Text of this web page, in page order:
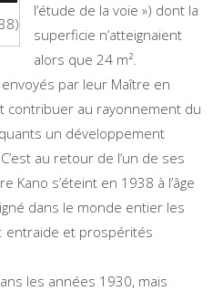
l’étude de la voie ») dont la
superficie n’atteignaient
alors que 24 m².
envoyés par leur Maître en
contribuer au rayonnement du
un développement
au retour de l’un de ses
Kano s’éteint en 1938 à l’âge
dans le monde entier les
entraide et prospérités
les années 1930, mais